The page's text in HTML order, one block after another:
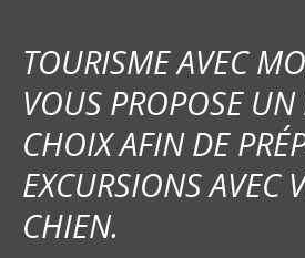
TOURISME AVEC
VOUS PROPOSE UN
CHOIX AFIN DE
EXCURSIONS AVEC
CHIEN.